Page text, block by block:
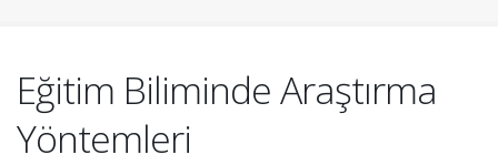
Eğitim Biliminde Araştırma
Yöntemleri